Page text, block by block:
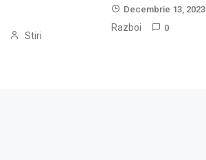
Stiri
Decembrie 13, 2023
Razboi
0